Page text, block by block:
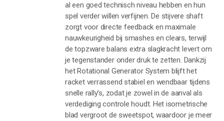
al een goed technisch niveau hebben en hun
spel verder willen verfijnen. De stijvere shaft
zorgt voor directe feedback en maximale
nauwkeurigheid bij smashes en clears, terwijl
de topzware balans extra slagkracht levert om
je tegenstander onder druk te zetten. Dankzij
het Rotational Generator System blijft het
racket verrassend stabiel en wendbaar tijdens
snelle rally’s, zodat je zowel in de aanval als
verdediging controle houdt. Het isometrische
blad vergroot de sweetspot, waardoor je meer